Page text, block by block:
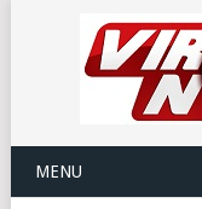
MENU